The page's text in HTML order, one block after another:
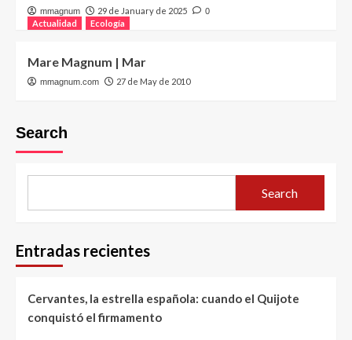
mmagnum 29 de January de 2025 0
Actualidad Ecología
Mare Magnum | Mar
mmagnum.com 27 de May de 2010
Search
Search
Entradas recientes
Cervantes, la estrella española: cuando el Quijote
conquistó el firmamento